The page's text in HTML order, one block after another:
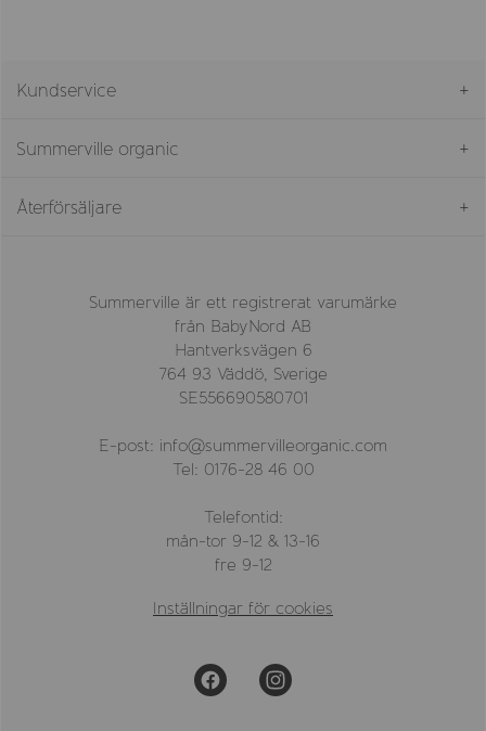
Kundservice
Summerville organic
Återförsäljare
Summerville är ett registrerat varumärke
från BabyNord AB
Hantverksvägen 6
764 93 Väddö, Sverige
SE556690580701
E-post: info@summervilleorganic.com
Tel: 0176-28 46 00
Telefontid:
mån-tor 9-12 & 13-16
fre 9-12
Inställningar för cookies